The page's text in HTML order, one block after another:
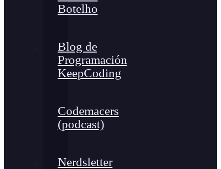
Botelho
Blog de
Programación
KeepCoding
Codemacers
(podcast)
Nerdsletter